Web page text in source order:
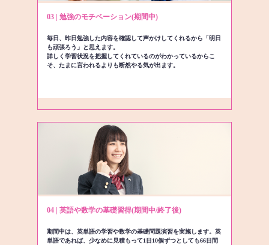
03 | 勉強のモチベーション(期間中)
毎日、昨日勉強した内容を確認して声かけしてくれるから「明日
も頑張ろう」と思えます。
詳しく学習状況を把握してくれているのがわかっているからこ
そ、たまに言われるよりも断然やる気が出ます。
04 | 英語や数学の基礎習得(期間中/終了後)
期間中は、英単語の学習や数学の基礎問題演習を実施します。英
単語であれば、少なめに見積もって1日10個ずつとしても66日間